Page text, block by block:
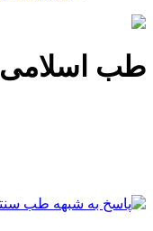
طب اسلامی Tag